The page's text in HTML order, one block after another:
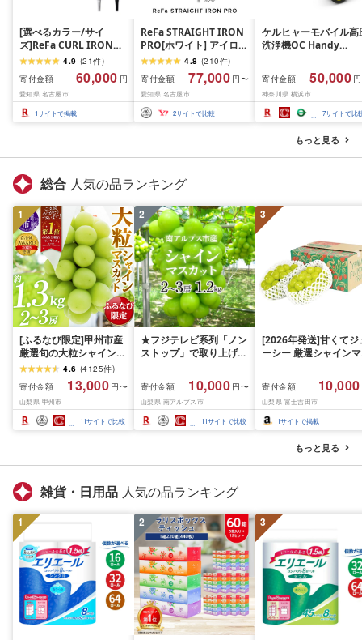
[選べるカラー/サイ
ズ]ReFa CURL IRON
PRO(ホワイト or ブラッ
ク/19mm・26mm・
32mm・38mm)| リフ
ァ カールアイロン 海外
対応 ヘアアイロン コテ
艶 傷まない 人気 おすす
め
4.9 (21件)
寄付金額
60,000 円
愛知県 名古屋市
1サイトで掲載
ReFa STRAIGHT IRON
PRO[ホワイト] アイロン
家電 美容 リファ アイロ
4.8 (210件)
寄付金額
77,000 円〜
愛知県 名古屋市
2サイトで比較
ケルヒャーモバイル高
洗浄機OC Handy
神奈川県 横浜市 生活
電 日用品 人気 おすす
送料無料 掃除 便利 コ
パクト 高圧洗浄機 ポ
タブル清掃 泡洗浄 家
ラク ベランダ掃除
寄付金額 50,000
神奈川県 横浜市
7サイトで比
もっと見る
総合 人気の品ランキング
1
[ふるなび限定]甲州市産
厳選旬の大粒シャインマ
スカット 約1.3kg 2〜3
房[2026年発送]
(MG)B12-472 FN-
Limited-VO シャインマ
スカット フルーツ
4.6 (4125件)
寄付金額
13,000 円〜
山梨県 甲州市
11サイトで比較
2
★フジテレビ系列「ノン
ストップ」で取り上げら
先行予約]南アルプス市
産シャインマスカット
1.2kg以上(2〜3房)ふる
さと納税 おすすめ 山梨
県 南アルプス市 送料無
寄付金額 10,000 円〜
山梨県 南アルプス市
11サイトで比較
3
[2026年発送]甘くてジ
ーシー 厳選シャインマ
月前半(1〜15日)から
月下旬までの発送) フ
ーツ ぶどう 果物 山梨
産 2026 旬 大粒 高級
寄付金額 10,000
山梨県 富士吉田市
1サイトで掲載
もっと見る
雑貨・日用品 人気の品ランキング
1 2 3